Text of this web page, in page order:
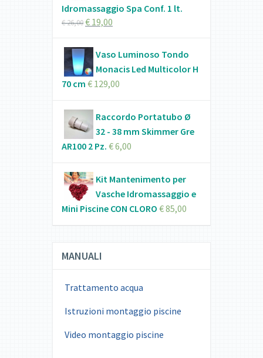
Idromassaggio Spa Conf. 1 lt.
€26,00€19,00
Vaso Luminoso Tondo
Monacis Led Multicolor H
70 cm €129,00
Raccordo Portatubo Ø
32 - 38 mm Skimmer Gre
AR100 2 Pz. €6,00
Kit Mantenimento per
Vasche Idromassaggio e
Mini Piscine CON CLORO €85,00
MANUALI
Trattamento acqua
Istruzioni montaggio piscine
Video montaggio piscine